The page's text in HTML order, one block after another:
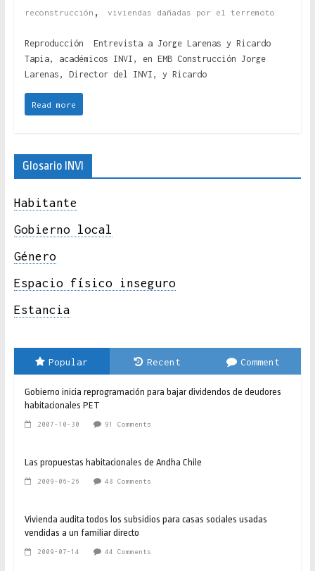
reconstrucción , viviendas dañadas por el terremoto
Reproducción Entrevista a Jorge Larenas y Ricardo
Tapia, académicos INVI, en EMB Construcción Jorge
Larenas, Director del INVI, y Ricardo
Read more
Glosario INVI
Habitante
Gobierno local
Género
Espacio físico inseguro
Estancia
Popular Recent Comment
Gobierno inicia reprogramación para bajar dividendos de deudores
habitacionales PET
2007-10-30 91 Comments
Las propuestas habitacionales de Andha Chile
2009-06-26 48 Comments
Vivienda audita todos los subsidios para casas sociales usadas
vendidas a un familiar directo
2009-07-14 44 Comments